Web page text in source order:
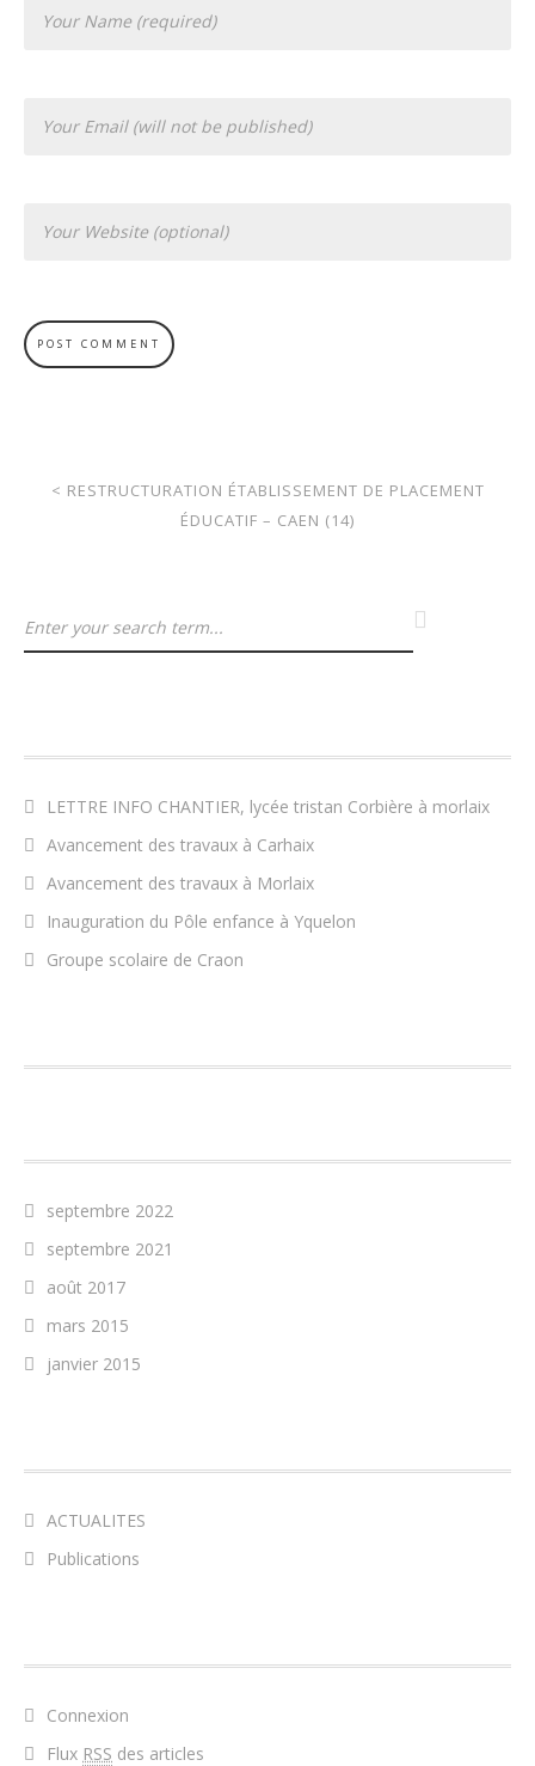
< RESTRUCTURATION ÉTABLISSEMENT DE PLACEMENT
ÉDUCATIF – CAEN (14)
LETTRE INFO CHANTIER, lycée tristan Corbière à morlaix
Avancement des travaux à Carhaix
Avancement des travaux à Morlaix
Inauguration du Pôle enfance à Yquelon
Groupe scolaire de Craon
septembre 2022
septembre 2021
août 2017
mars 2015
janvier 2015
ACTUALITES
Publications
Connexion
Flux RSS des articles